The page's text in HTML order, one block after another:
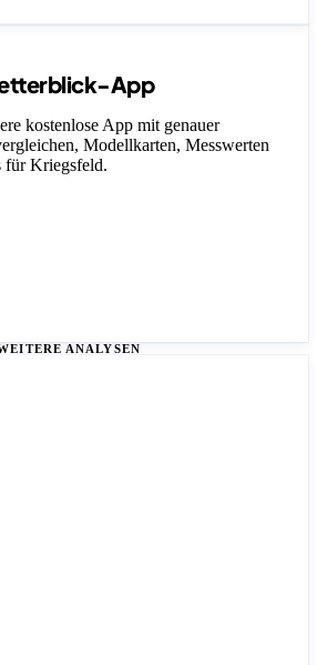
App
kostenlose App mit genauer
Modellkarten, Messwerten
für Kriegsfeld.
ANALYSEN